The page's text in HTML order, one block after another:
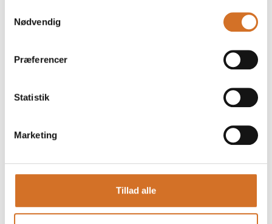
Nødvendig
Præferencer
Statistik
Marketing
Tillad alle
Foodexpo er Nordens største fødevaremesse og branchens faglige
brancheforeninger inden for blandt andet foodservice, hotel,
restaurant og detail, og har eksisteret siden 2004.
Find os
7400 Herning
Danmark